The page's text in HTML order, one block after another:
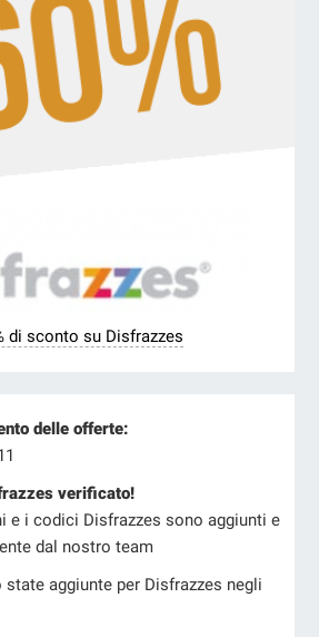
di sconto su Disfrazzes
delle offerte:
verificato!
e i codici Disfrazzes sono aggiunti e
dal nostro team
aggiunte per Disfrazzes negli